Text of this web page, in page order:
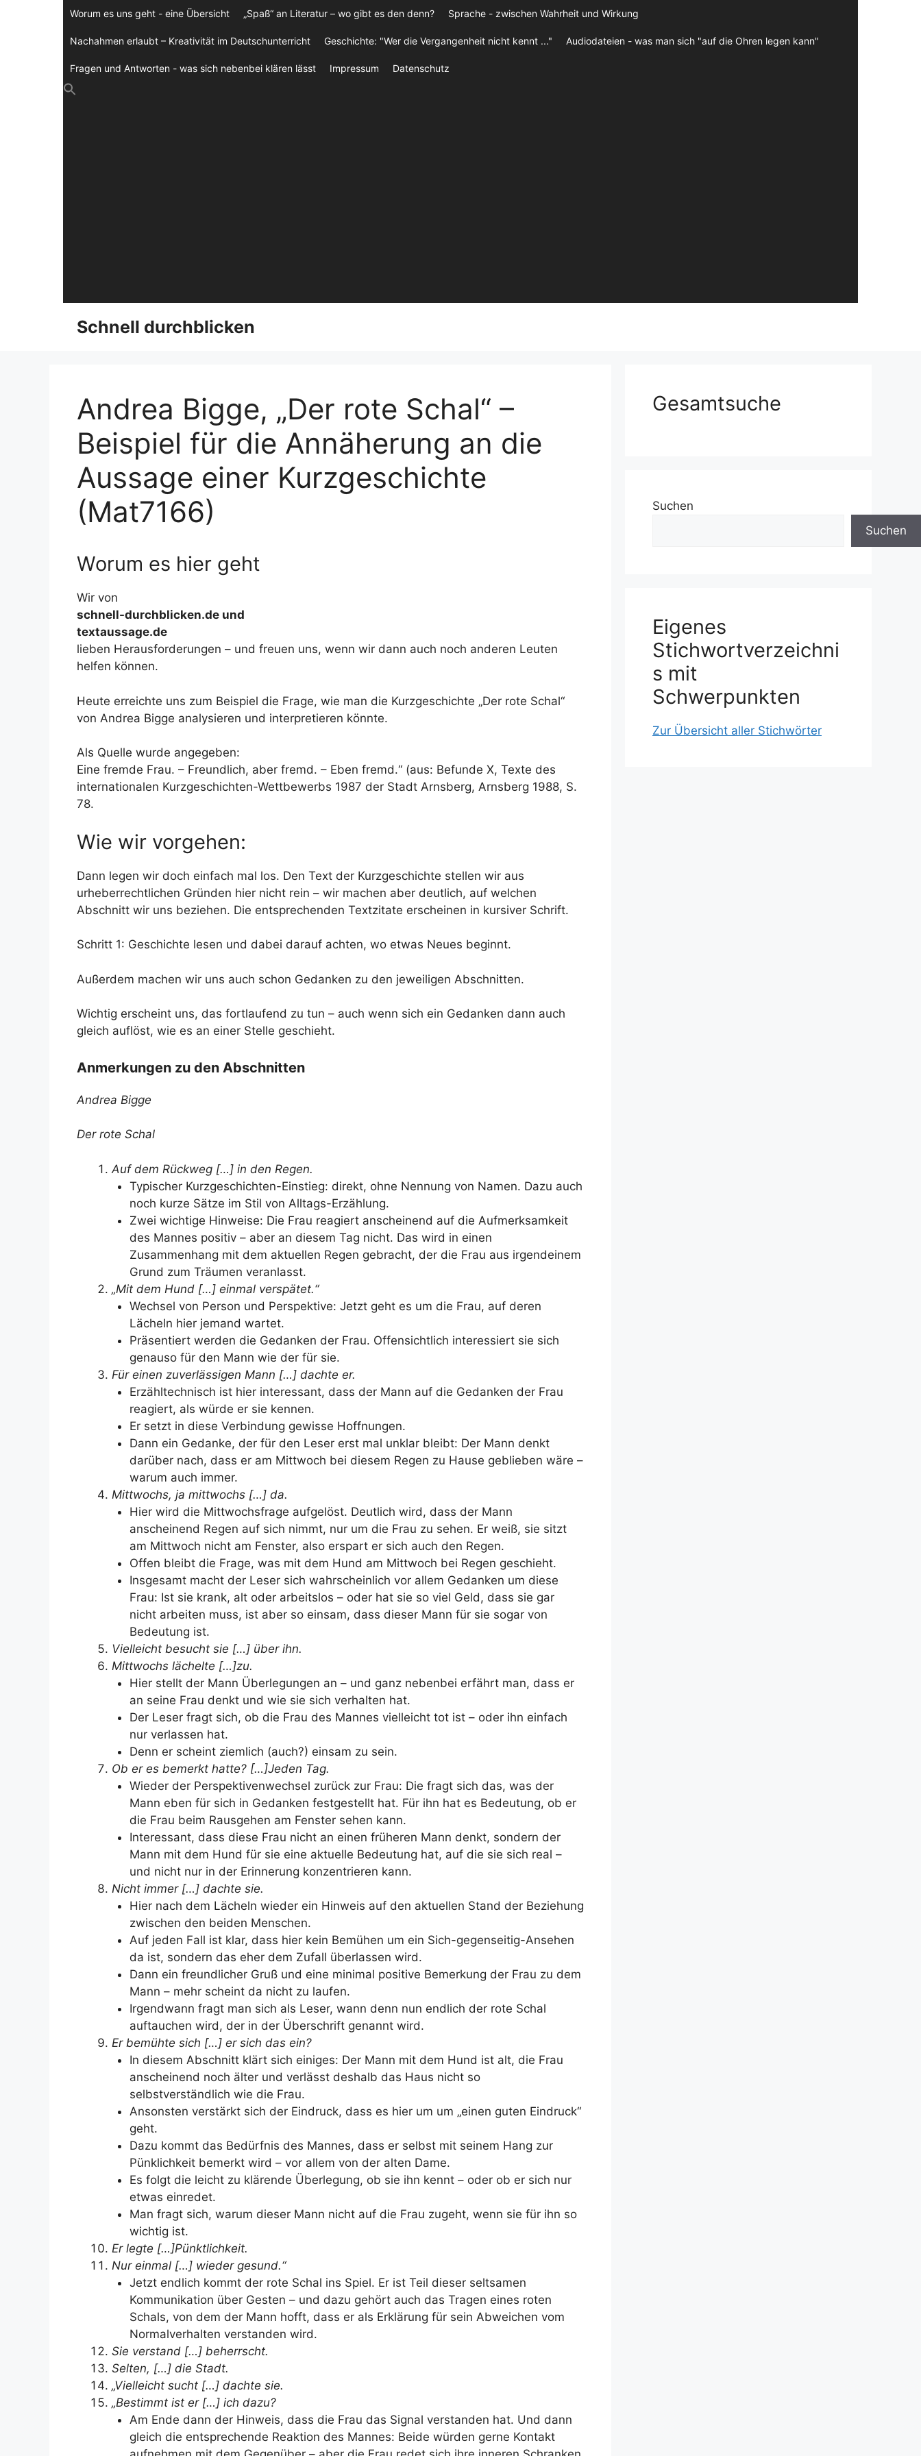
Worum es uns geht - eine Übersicht „Spaß“ an Literatur – wo gibt es den denn? Sprache - zwischen Wahrheit und Wirkung
Nachahmen erlaubt – Kreativität im Deutschunterricht Geschichte: "Wer die Vergangenheit nicht kennt ..." Audiodateien - was man sich "auf die Ohren legen kann"
Fragen und Antworten - was sich nebenbei klären lässt Impressum Datenschutz
Schnell durchblicken
Andrea Bigge, „Der rote Schal“ –
Beispiel für die Annäherung an die
Aussage einer Kurzgeschichte
(Mat7166)
Worum es hier geht
Wir von
schnell-durchblicken.de und
textaussage.de
lieben Herausforderungen – und freuen uns, wenn wir dann auch noch anderen Leuten
helfen können.
Heute erreichte uns zum Beispiel die Frage, wie man die Kurzgeschichte „Der rote Schal“
von Andrea Bigge analysieren und interpretieren könnte.
Als Quelle wurde angegeben:
Eine fremde Frau. – Freundlich, aber fremd. – Eben fremd.“ (aus: Befunde X, Texte des
internationalen Kurzgeschichten-Wettbewerbs 1987 der Stadt Arnsberg, Arnsberg 1988, S.
78.
Wie wir vorgehen:
Dann legen wir doch einfach mal los. Den Text der Kurzgeschichte stellen wir aus
urheberrechtlichen Gründen hier nicht rein – wir machen aber deutlich, auf welchen
Abschnitt wir uns beziehen. Die entsprechenden Textzitate erscheinen in kursiver Schrift.
Schritt 1: Geschichte lesen und dabei darauf achten, wo etwas Neues beginnt.
Außerdem machen wir uns auch schon Gedanken zu den jeweiligen Abschnitten.
Wichtig erscheint uns, das fortlaufend zu tun – auch wenn sich ein Gedanken dann auch
gleich auflöst, wie es an einer Stelle geschieht.
Anmerkungen zu den Abschnitten
Andrea Bigge
Der rote Schal
Auf dem Rückweg […] in den Regen.
Typischer Kurzgeschichten-Einstieg: direkt, ohne Nennung von Namen. Dazu auch
noch kurze Sätze im Stil von Alltags-Erzählung.
Zwei wichtige Hinweise: Die Frau reagiert anscheinend auf die Aufmerksamkeit
des Mannes positiv – aber an diesem Tag nicht. Das wird in einen
Zusammenhang mit dem aktuellen Regen gebracht, der die Frau aus irgendeinem
Grund zum Träumen veranlasst.
„Mit dem Hund […] einmal verspätet.“
Wechsel von Person und Perspektive: Jetzt geht es um die Frau, auf deren
Lächeln hier jemand wartet.
Präsentiert werden die Gedanken der Frau. Offensichtlich interessiert sie sich
genauso für den Mann wie der für sie.
Für einen zuverlässigen Mann […] dachte er.
Erzähltechnisch ist hier interessant, dass der Mann auf die Gedanken der Frau
reagiert, als würde er sie kennen.
Er setzt in diese Verbindung gewisse Hoffnungen.
Dann ein Gedanke, der für den Leser erst mal unklar bleibt: Der Mann denkt
darüber nach, dass er am Mittwoch bei diesem Regen zu Hause geblieben wäre –
warum auch immer.
Mittwochs, ja mittwochs […] da.
Hier wird die Mittwochsfrage aufgelöst. Deutlich wird, dass der Mann
anscheinend Regen auf sich nimmt, nur um die Frau zu sehen. Er weiß, sie sitzt
am Mittwoch nicht am Fenster, also erspart er sich auch den Regen.
Offen bleibt die Frage, was mit dem Hund am Mittwoch bei Regen geschieht.
Insgesamt macht der Leser sich wahrscheinlich vor allem Gedanken um diese
Frau: Ist sie krank, alt oder arbeitslos – oder hat sie so viel Geld, dass sie gar
nicht arbeiten muss, ist aber so einsam, dass dieser Mann für sie sogar von
Bedeutung ist.
Vielleicht besucht sie […] über ihn.
Mittwochs lächelte […]zu.
Hier stellt der Mann Überlegungen an – und ganz nebenbei erfährt man, dass er
an seine Frau denkt und wie sie sich verhalten hat.
Der Leser fragt sich, ob die Frau des Mannes vielleicht tot ist – oder ihn einfach
nur verlassen hat.
Denn er scheint ziemlich (auch?) einsam zu sein.
Ob er es bemerkt hatte? […]Jeden Tag.
Wieder der Perspektivenwechsel zurück zur Frau: Die fragt sich das, was der
Mann eben für sich in Gedanken festgestellt hat. Für ihn hat es Bedeutung, ob er
die Frau beim Rausgehen am Fenster sehen kann.
Interessant, dass diese Frau nicht an einen früheren Mann denkt, sondern der
Mann mit dem Hund für sie eine aktuelle Bedeutung hat, auf die sie sich real –
und nicht nur in der Erinnerung konzentrieren kann.
Nicht immer […] dachte sie.
Hier nach dem Lächeln wieder ein Hinweis auf den aktuellen Stand der Beziehung
zwischen den beiden Menschen.
Auf jeden Fall ist klar, dass hier kein Bemühen um ein Sich-gegenseitig-Ansehen
da ist, sondern das eher dem Zufall überlassen wird.
Dann ein freundlicher Gruß und eine minimal positive Bemerkung der Frau zu dem
Mann – mehr scheint da nicht zu laufen.
Irgendwann fragt man sich als Leser, wann denn nun endlich der rote Schal
auftauchen wird, der in der Überschrift genannt wird.
Er bemühte sich […] er sich das ein?
In diesem Abschnitt klärt sich einiges: Der Mann mit dem Hund ist alt, die Frau
anscheinend noch älter und verlässt deshalb das Haus nicht so
selbstverständlich wie die Frau.
Ansonsten verstärkt sich der Eindruck, dass es hier um um „einen guten Eindruck“
geht.
Dazu kommt das Bedürfnis des Mannes, dass er selbst mit seinem Hang zur
Pünklichkeit bemerkt wird – vor allem von der alten Dame.
Es folgt die leicht zu klärende Überlegung, ob sie ihn kennt – oder ob er sich nur
etwas einredet.
Man fragt sich, warum dieser Mann nicht auf die Frau zugeht, wenn sie für ihn so
wichtig ist.
Er legte […]Pünktlichkeit.
Nur einmal […] wieder gesund.“
Jetzt endlich kommt der rote Schal ins Spiel. Er ist Teil dieser seltsamen
Kommunikation über Gesten – und dazu gehört auch das Tragen eines roten
Schals, von dem der Mann hofft, dass er als Erklärung für sein Abweichen vom
Normalverhalten verstanden wird.
Sie verstand […] beherrscht.
Selten, […] die Stadt.
„Vielleicht sucht […] dachte sie.
„Bestimmt ist er […] ich dazu?
Am Ende dann der Hinweis, dass die Frau das Signal verstanden hat. Und dann
gleich die entsprechende Reaktion des Mannes: Beide würden gerne Kontakt
Gesamtsuche
Suchen
Suchen
Eigenes
Stichwortverzeichni
s mit
Schwerpunkten
Zur Übersicht aller Stichwörter